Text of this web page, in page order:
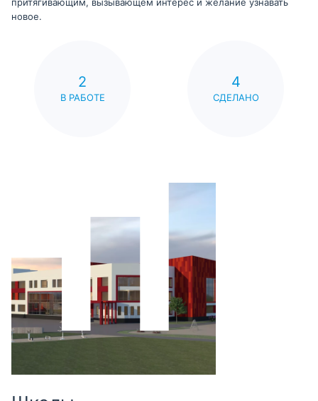
притягивающим, вызывающем интерес и желание узнавать
новое.
2
В РАБОТЕ
4
СДЕЛАНО